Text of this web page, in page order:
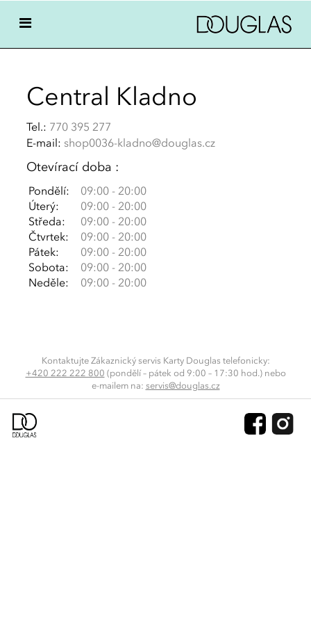
Central Kladno
Tel.: 770 395 277
E-mail: shop0036-kladno@douglas.cz
Otevírací doba :
Pondělí:
09:00 - 20:00
Úterý:
09:00 - 20:00
Středa:
09:00 - 20:00
Čtvrtek:
09:00 - 20:00
Pátek:
09:00 - 20:00
Sobota:
09:00 - 20:00
Neděle:
09:00 - 20:00
Kontaktujte Zákaznický servis Karty Douglas telefonicky:
+420 222 222 800 (pondělí – pátek od 9:00 – 17:30 hod.) nebo
e-mailemna: servis@douglas.cz